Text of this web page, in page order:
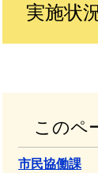
実施状
このペ
市民協働課